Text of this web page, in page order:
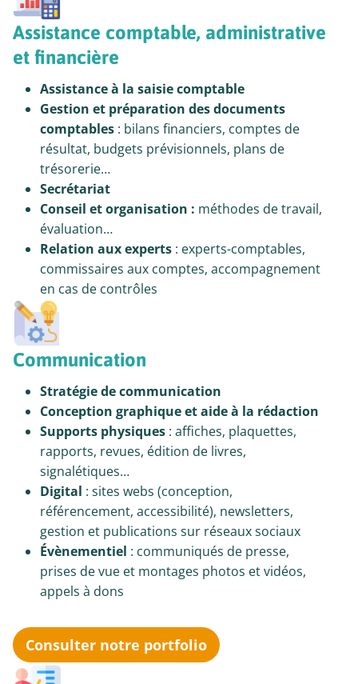
Assistance comptable, administrative
et ﬁnancière
Assistance à la saisie comptable
Gestion et préparation des documents
comptables : bilans financiers, comptes de
résultat, budgets prévisionnels, plans de
trésorerie…
Secrétariat
Conseil et organisation : méthodes de travail,
évaluation…
Relation aux experts : experts-comptables,
commissaires aux comptes, accompagnement
en cas de contrôles
Communication
Stratégie de communication
Conception graphique et aide à la rédaction
Supports physiques : affiches, plaquettes,
rapports, revues, édition de livres,
signalétiques…
Digital : sites webs (conception,
référencement, accessibilité), newsletters,
gestion et publications sur réseaux sociaux
Évènementiel : communiqués de presse,
prises de vue et montages photos et vidéos,
appels à dons
Consulter notre portfolio